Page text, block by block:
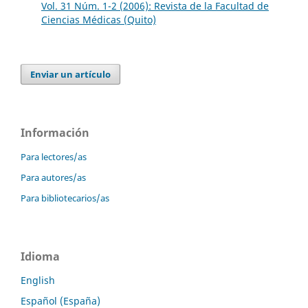
Vol. 31 Núm. 1-2 (2006): Revista de la Facultad de
Ciencias Médicas (Quito)
Enviar un artículo
Información
Para lectores/as
Para autores/as
Para bibliotecarios/as
Idioma
English
Español (España)